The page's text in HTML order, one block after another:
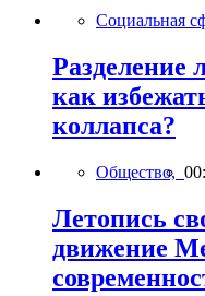
Социальная
Разделение
как
коллапса?
Общество,
Летопись
движение